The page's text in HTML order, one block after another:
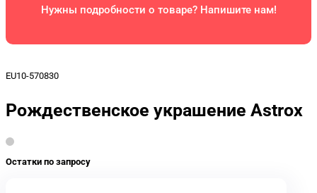
Нужны подробности о товаре? Напишите нам!
EU10-570830
Рождественское украшение Astrox
Остатки по запросу